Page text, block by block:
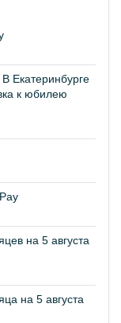
Екатеринбурге
к юбилею
на 5 августа
на 5 августа